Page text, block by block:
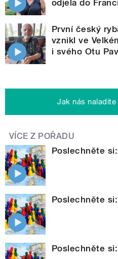
odjela do
První český
vznikl ve
i svého Otu
Jak nás naladíte
VÍCE Z POŘADU
Poslechněte
Poslechněte
Poslechněte